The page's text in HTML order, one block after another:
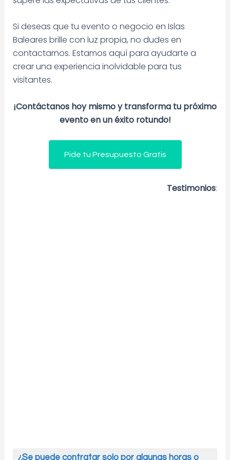
Si deseas que tu evento o negocio en Islas
Baleares brille con luz propia, no dudes en
contactarnos. Estamos aquí para ayudarte a
crear una experiencia inolvidable para tus
visitantes.
¡Contáctanos hoy mismo y transforma tu próximo
evento en un éxito rotundo!
Pide tu Presupuesto Gratis
Testimonios:
¿Se puede contratar solo por algunas horas o